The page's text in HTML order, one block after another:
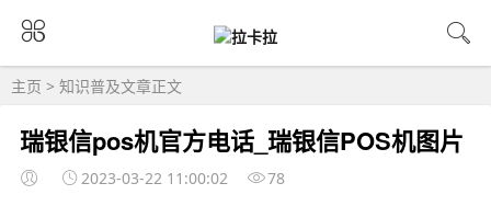
主页 > 知识普及文章正文
瑞银信pos机官方电话_瑞银信POS机图片
2023-03-22 11:00:02 78